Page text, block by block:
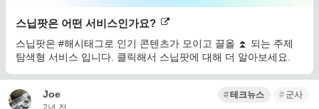
스닙팟은 어떤 서비스인가요?
스닙팟은 #해시태그로 인기 콘텐츠가 모이고 끌올 ⏫ 되는 주제
탐색형 서비스 입니다. 클릭해서 스닙팟에 대해 더 알아보세요.
Joe 테크뉴스 군사